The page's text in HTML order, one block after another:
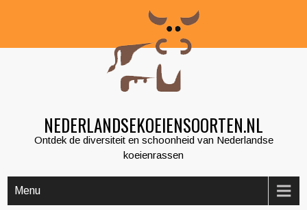
NEDERLANDSEKOEIENSOORTEN.NL
Ontdek de diversiteit en schoonheid van Nederlandse
koeienrassen
Menu